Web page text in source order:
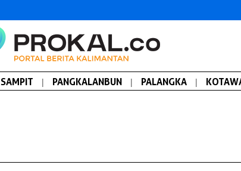
SAMPIT | PANGKALANBUN | PALANGKA |